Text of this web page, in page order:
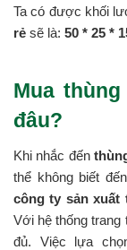
Ta có được khối
rẻ sẽ là: 50 * 25 *
Mua
đâu?
Khi nhắc đến
thể không biết
công ty sản xuất
Với hệ thống
đủ. Việc lựa